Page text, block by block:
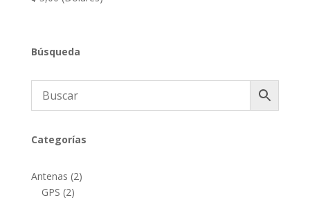
Búsqueda
Categorías
Antenas 22
GPS 22